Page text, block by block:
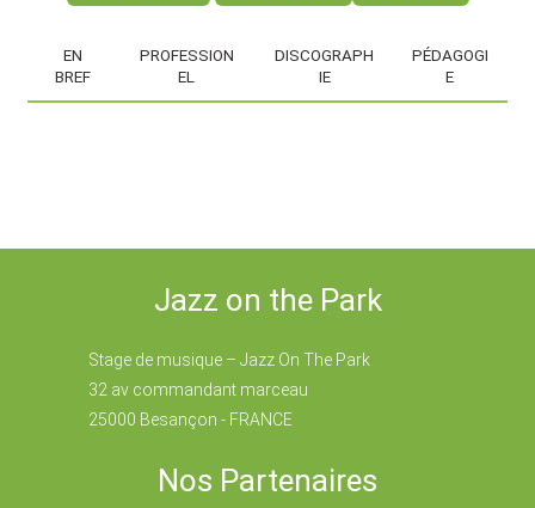
EN
BREF
PROFESSION
EL
DISCOGRAPH
IE
PÉDAGOGI
E
Jazz on the Park
Stage de musique – Jazz On The Park
32 av commandant marceau
25000 Besançon - FRANCE
Nos Partenaires